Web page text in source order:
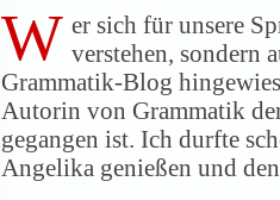
W er sich für unsere
verstehen, sondern
Grammatik-Blog
Autorin von Grammatik
gegangen ist. Ich durfte
Angelika genießen und